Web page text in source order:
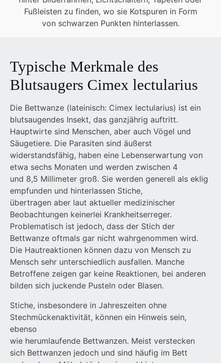
Fußleisten zu finden, wo sie Kotspuren in Form
von schwarzen Punkten hinterlassen.
Typische Merkmale des
Blutsaugers Cimex lectularius
Die Bettwanze (lateinisch: Cimex lectularius) ist ein
blutsaugendes Insekt, das ganzjährig auftritt.
Hauptwirte sind Menschen, aber auch Vögel und
Säugetiere. Die Parasiten sind äußerst
widerstandsfähig, haben eine Lebenserwartung von
etwa sechs Monaten und werden zwischen 4
und 8,5 Millimeter groß. Sie werden generell als eklig
empfunden und hinterlassen Stiche,
übertragen aber laut aktueller medizinischer
Beobachtungen keinerlei Krankheitserreger.
Problematisch ist jedoch, dass der Stich der
Bettwanze oftmals gar nicht wahrgenommen wird.
Die Hautreaktionen können dazu von Mensch zu
Mensch sehr unterschiedlich ausfallen. Manche
Betroffene zeigen gar keine Reaktionen, bei anderen
bilden sich juckende Pusteln oder Blasen.
Stiche, insbesondere in Jahreszeiten ohne
Stechmückenaktivität, können ein Hinweis sein,
ebenso
wie herumlaufende Bettwanzen. Meist verstecken
sich Bettwanzen jedoch und sind häufig im Bett